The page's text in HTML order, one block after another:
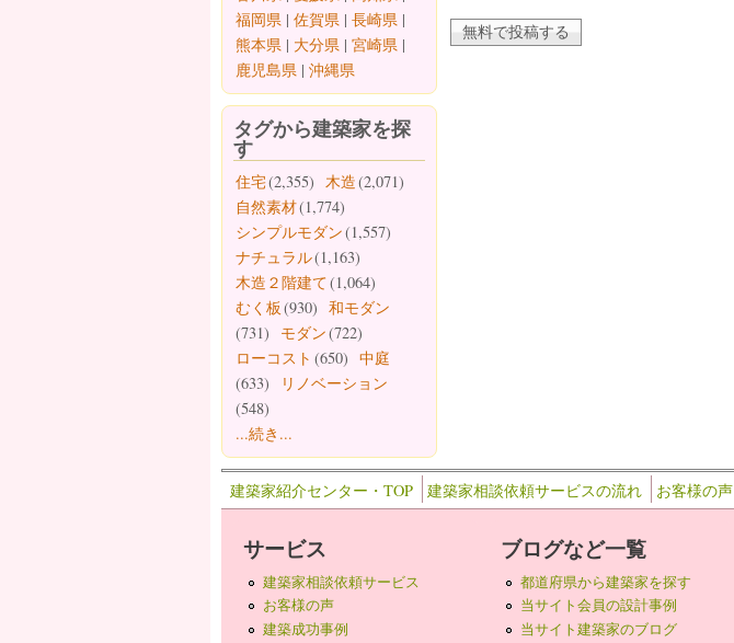
福岡県 | 佐賀県 | 長崎県 |
熊本県 | 大分県 | 宮崎県 |
鹿児島県 | 沖縄県
タグから建築家を探
す
住宅(2,355) 木造(2,071)
自然素材(1,774)
シンプルモダン(1,557)
ナチュラル(1,163)
木造２階建て(1,064)
むく板 (930) 和モダン
(731)
モダン(722)
ローコスト (650) 中庭
(633)
リノベーション
(548)
...続き...
建築家紹介センター・TOP 建築家相談依頼サービスの流れ お客様の声
サービス
建築家相談依頼サービス
お客様の声
建築成功事例
ブログなど一覧
都道府県から建築家を探す
当サイト会員の設計事例
当サイト建築家のブログ